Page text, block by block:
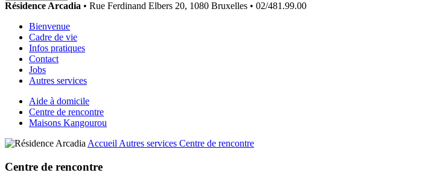
Résidence Arcadia • Rue Ferdinand Elbers 20, 1080 Bruxelles • 02/481.99.00
Bienvenue
Cadre de vie
Infos pratiques
Contact
Jobs
Autres services
Aide à domicile
Centre de rencontre
Maisons Kangourou
Accueil Autres services Centre de rencontre
Centre de rencontre